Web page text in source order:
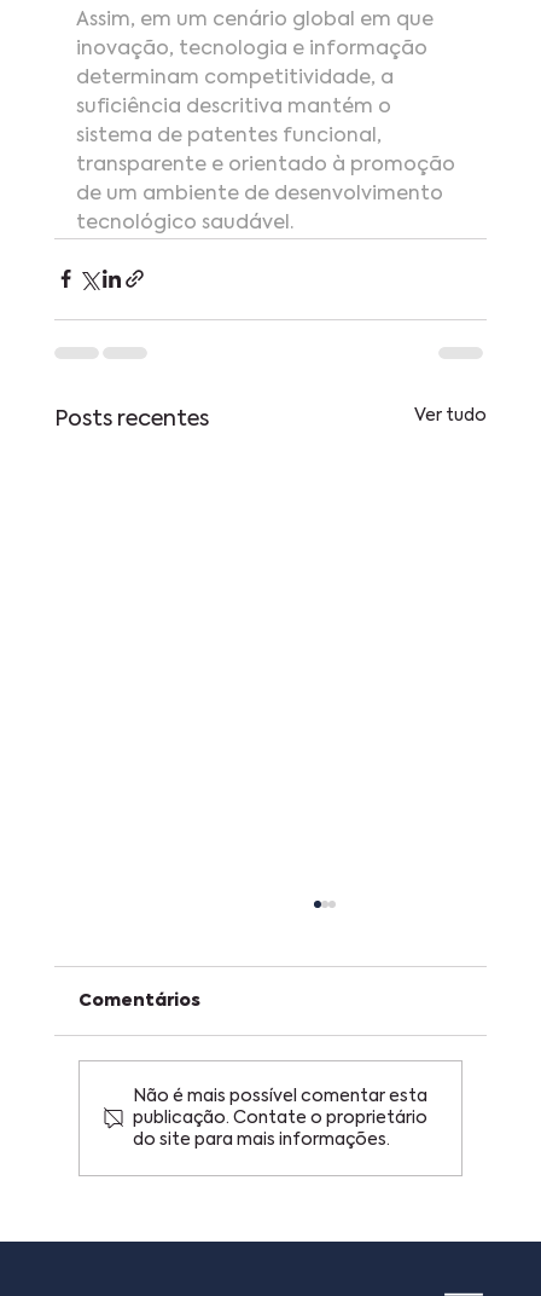
Assim, em um cenário global em que
inovação, tecnologia e informação
determinam competitividade, a
suficiência descritiva mantém o
sistema de patentes funcional,
transparente e orientado à promoção
de um ambiente de desenvolvimento
tecnológico saudável.
Posts recentes Ver tudo
Comentários
Não é mais possível comentar esta
publicação. Contate o proprietário
do site para mais informações.